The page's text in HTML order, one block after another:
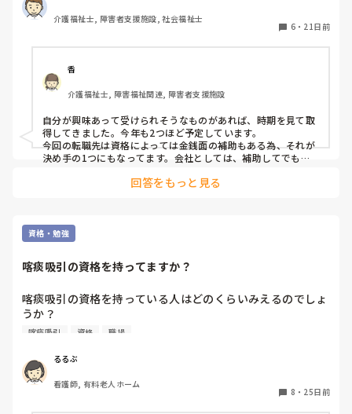
介護福祉士, 障害者支援施設, 社会福祉士
6・ 21日前
香
介護福祉士, 障害福祉関連, 障害者支援施設
自分が興味あって受けられそうなものがあれば、時期を見て取
得してきました。今年も2つほど予定しています。
今回の転職先は資格によっては金銭面の補助もある為、それが
決め手の1つにもなってます。会社としては、補助してでも取
回答をもっと見る
資格・勉強
喀痰吸引の資格を持ってますか？
喀痰吸引の資格を持っている人はどのくらいみえるのでしょ
うか？
すでに喀痰吸引資格をお持ちの方は、どこまで(鼻腔のみや
い。
また今後、資格取得をされる予定のある人は、職場からの支
援や補助があって、資格を取る必要があるからなのかもぜひ
喀痰吸引 資格 職場
るるぶ
看護師, 有料老人ホーム
8 ・ 25日前